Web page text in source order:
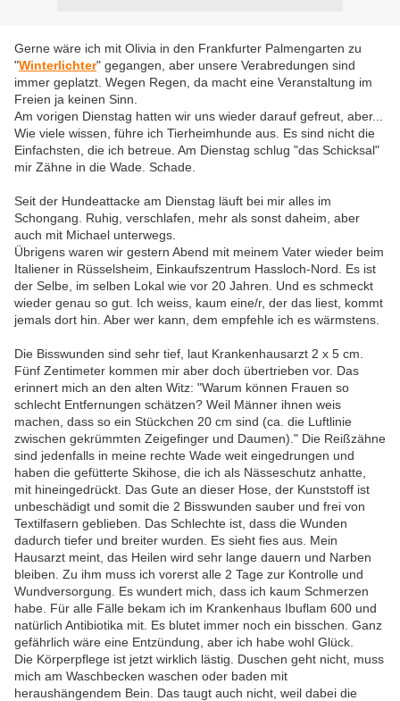
Gerne wäre ich mit Olivia in den Frankfurter Palmengarten zu
"Winterlichter" gegangen, aber unsere Verabredungen sind
immer geplatzt. Wegen Regen, da macht eine Veranstaltung im
Freien ja keinen Sinn.
Am vorigen Dienstag hatten wir uns wieder darauf gefreut, aber...
Wie viele wissen, führe ich Tierheimhunde aus. Es sind nicht die
Einfachsten, die ich betreue. Am Dienstag schlug "das Schicksal"
mir Zähne in die Wade. Schade.
Seit der Hundeattacke am Dienstag läuft bei mir alles im
Schongang. Ruhig, verschlafen, mehr als sonst daheim, aber
auch mit Michael unterwegs.
Übrigens waren wir gestern Abend mit meinem Vater wieder beim
Italiener in Rüsselsheim, Einkaufszentrum Hassloch-Nord. Es ist
der Selbe, im selben Lokal wie vor 20 Jahren. Und es schmeckt
wieder genau so gut. Ich weiss, kaum eine/r, der das liest, kommt
jemals dort hin. Aber wer kann, dem empfehle ich es wärmstens.
Die Bisswunden sind sehr tief, laut Krankenhausarzt 2 x 5 cm.
Fünf Zentimeter kommen mir aber doch übertrieben vor. Das
erinnert mich an den alten Witz: "Warum können Frauen so
schlecht Entfernungen schätzen? Weil Männer ihnen weis
machen, dass so ein Stückchen 20 cm sind (ca. die Luftlinie
zwischen gekrümmten Zeigefinger und Daumen)." Die Reißzähne
sind jedenfalls in meine rechte Wade weit eingedrungen und
haben die gefütterte Skihose, die ich als Nässeschutz anhatte,
mit hineingedrückt. Das Gute an dieser Hose, der Kunststoff ist
unbeschädigt und somit die 2 Bisswunden sauber und frei von
Textilfasern geblieben. Das Schlechte ist, dass die Wunden
dadurch tiefer und breiter wurden. Es sieht fies aus. Mein
Hausarzt meint, das Heilen wird sehr lange dauern und Narben
bleiben. Zu ihm muss ich vorerst alle 2 Tage zur Kontrolle und
Wundversorgung. Es wundert mich, dass ich kaum Schmerzen
habe. Für alle Fälle bekam ich im Krankenhaus Ibuflam 600 und
natürlich Antibiotika mit. Es blutet immer noch ein bisschen. Ganz
gefährlich wäre eine Entzündung, aber ich habe wohl Glück.
Die Körperpflege ist jetzt wirklich lästig. Duschen geht nicht, muss
mich am Waschbecken waschen oder baden mit
heraushängendem Bein. Das taugt auch nicht, weil dabei die